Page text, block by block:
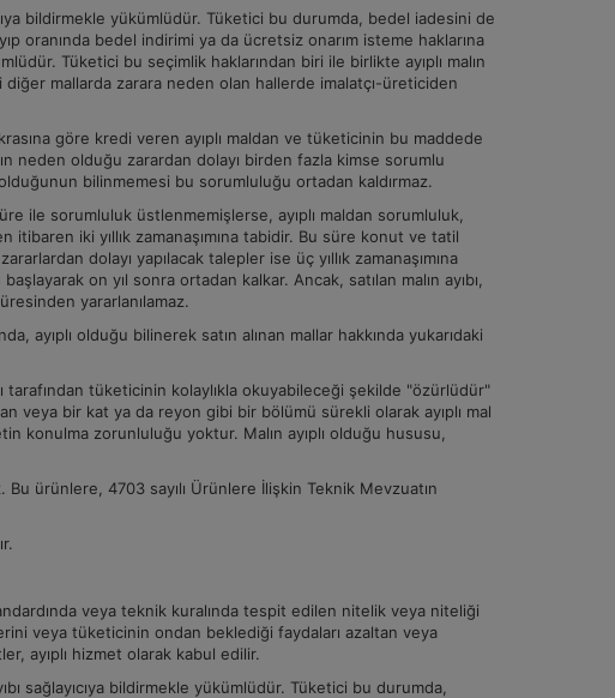
bildirmekle yükümlüdür. Tüketici bu durumda, bedel iadesini de
oranında bedel indirimi ya da ücretsiz onarım isteme haklarına
Tüketici bu seçimlik haklarından biri ile birlikte ayıplı malın
mallarda zarara neden olan hallerde imalatçı-üreticiden
göre kredi veren ayıplı maldan ve tüketicinin bu maddede
neden olduğu zarardan dolayı birden fazla kimse sorumlu
bilinmemesi bu sorumluluğu ortadan kaldırmaz.
ile sorumluluk üstlenmemişlerse, ayıplı maldan sorumluluk,
itibaren iki yıllık zamanaşımına tabidir. Bu süre konut ve tatil
dolayı yapılacak talepler ise üç yıllık zamanaşımına
on yıl sonra ortadan kalkar. Ancak, satılan malın ayıbı,
yararlanılamaz.
ayıplı olduğu bilinerek satın alınan mallar hakkında yukarıdaki
tarafından tüketicinin kolaylıkla okuyabileceği şekilde "özürlüdür"
veya bir kat ya da reyon gibi bir bölümü sürekli olarak ayıplı mal
konulma zorunluluğu yoktur. Malın ayıplı olduğu hususu,
ürünlere, 4703 sayılı Ürünlere İlişkin Teknik Mevzuatın
veya teknik kuralında tespit edilen nitelik veya niteliği
veya tüketicinin ondan beklediği faydaları azaltan veya
ayıplı hizmet olarak kabul edilir.
sağlayıcıya bildirmekle yükümlüdür. Tüketici bu durumda,